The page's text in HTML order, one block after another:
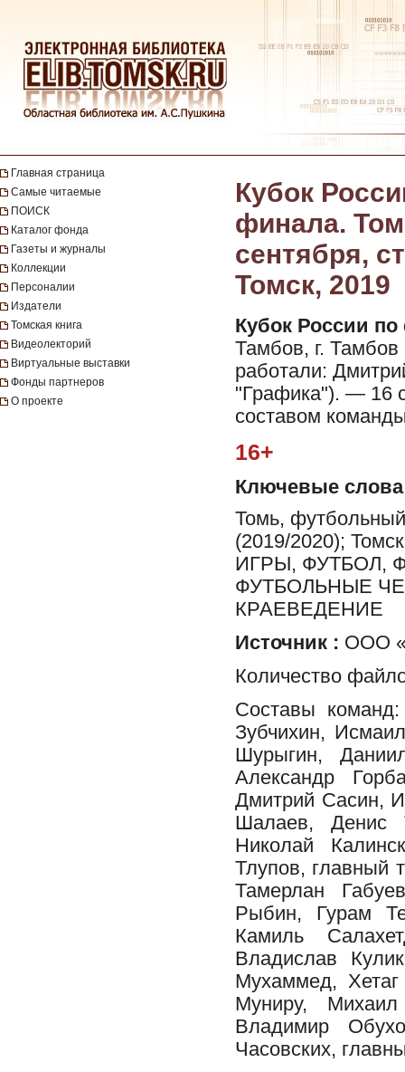
Главная страница
Самые читаемые
ПОИСК
Каталог фонда
Газеты и журналы
Коллекции
Персоналии
Издатели
Томская книга
Видеолекторий
Виртуальные выставки
Фонды партнеров
О проекте
Кубок
финала.
сентября,
Томск, 2019
Кубок России
Тамбов, г.
работали:
"Графика"). — 16
составом
16+
Ключевые слова
Томь,
(2019/2020);
ИГРЫ, ФУТБОЛ,
ФУТБОЛЬНЫЕ
КРАЕВЕДЕНИЕ
Источник : ООО
Количество
Составы
Зубчихин,
Шурыгин,
Александр
Дмитрий Сасин,
Шалаев, Денис
Николай
Тлупов, главный
Тамерлан
Рыбин, Гурам
Камиль
Владислав
Мухаммед,
Муниру,
Владимир
Часовских,